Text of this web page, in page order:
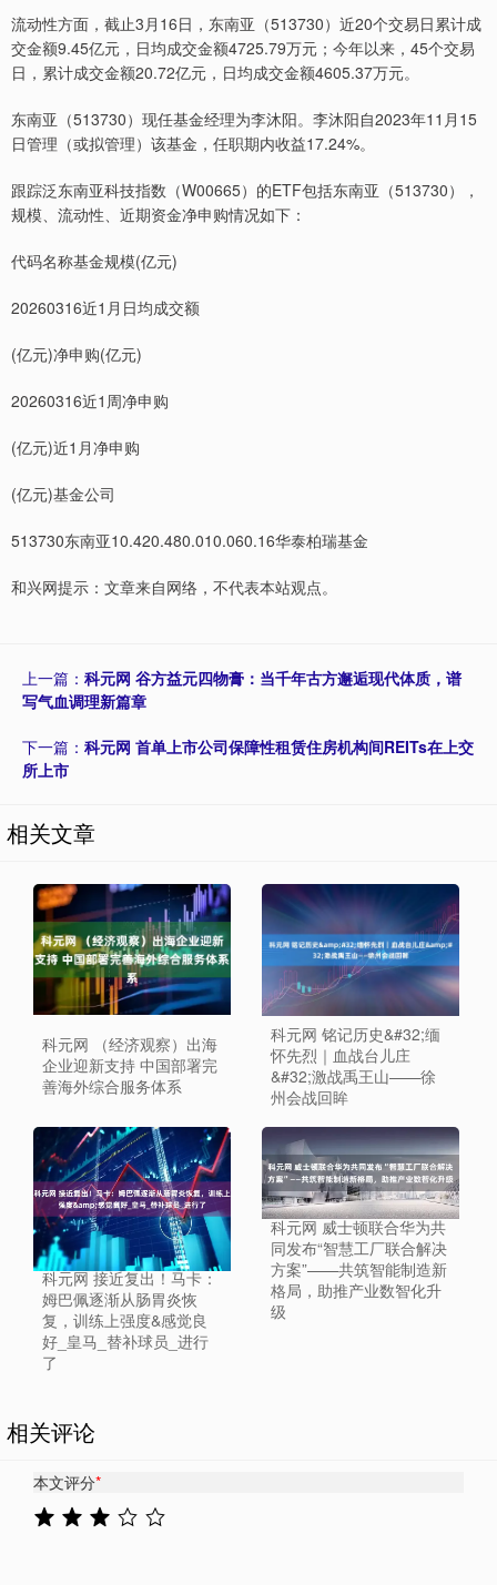
流动性方面，截止3月16日，东南亚（513730）近20个交易日累计成
交金额9.45亿元，日均成交金额4725.79万元；今年以来，45个交易
日，累计成交金额20.72亿元，日均成交金额4605.37万元。
东南亚（513730）现任基金经理为李沐阳。李沐阳自2023年11月15
日管理（或拟管理）该基金，任职期内收益17.24%。
跟踪泛东南亚科技指数（W00665）的ETF包括东南亚（513730），
规模、流动性、近期资金净申购情况如下：
代码名称基金规模(亿元)
20260316近1月日均成交额
(亿元)净申购(亿元)
20260316近1周净申购
(亿元)近1月净申购
(亿元)基金公司
513730东南亚10.420.480.010.060.16华泰柏瑞基金
和兴网提示：文章来自网络，不代表本站观点。
上一篇： 科元网 谷方益元四物膏：当千年古方邂逅现代体质，谱
写气血调理新篇章
下一篇： 科元网 首单上市公司保障性租赁住房机构间REITs在上交
所上市
相关文章
科元网 （经济观察）出海
企业迎新支持 中国部署完
善海外综合服务体系
科元网 铭记历史&#32;缅
怀先烈｜血战台儿庄
&#32;激战禹王山——徐
州会战回眸
科元网 接近复出！马卡：
姆巴佩逐渐从肠胃炎恢
复，训练上强度&感觉良
好_皇马_替补球员_进行
了
科元网 威士顿联合华为共
同发布“智慧工厂联合解决
方案”——共筑智能制造新
格局，助推产业数智化升
级
相关评论
本文评分*